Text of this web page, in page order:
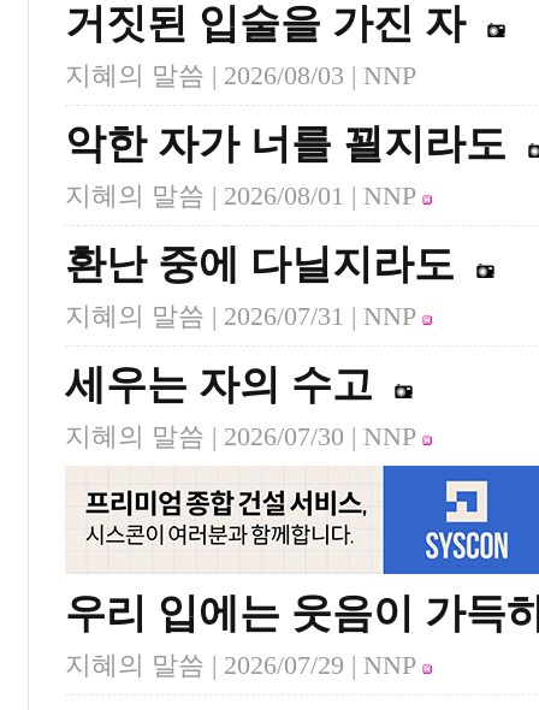
거짓된 입술을 가진 자
지혜의 말씀 | 2026/08/03 | NNP
악한 자가 너를 꾈지라도
지혜의 말씀 | 2026/08/01 | NNP
환난 중에 다닐지라도
지혜의 말씀 | 2026/07/31 | NNP
세우는 자의 수고
지혜의 말씀 | 2026/07/30 | NNP
우리 입에는 웃음이 가득
지혜의 말씀 | 2026/07/29 | NNP